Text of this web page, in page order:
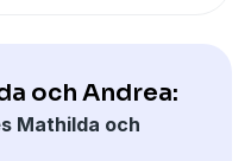
BookBeat från 99
privacyfor more
och Andrea:
Mathilda och